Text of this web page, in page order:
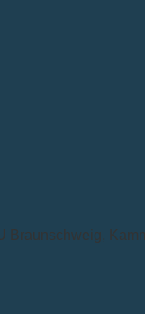
Braunschweig,